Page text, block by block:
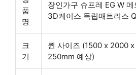
품
명
장인가구 슈프레 EG W 메
3D케이스 독립매트리스 Q
크
기
퀸 사이즈 (1500 x 2000 x
250mm 예상)